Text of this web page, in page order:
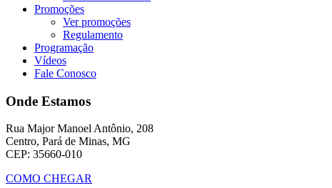
Promoções
Ver promoções
Regulamento
Programação
Vídeos
Fale Conosco
Onde Estamos
Rua Major Manoel Antônio, 208
Centro, Pará de Minas, MG
CEP: 35660-010
COMO CHEGAR